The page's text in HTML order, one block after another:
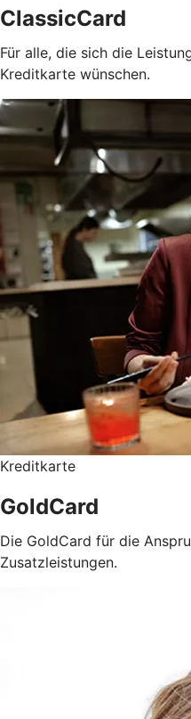
ClassicCard
Für alle, die sich die
Kreditkarte wünschen.
Kreditkarte
GoldCard
Die GoldCard für die
Zusatzleistungen.